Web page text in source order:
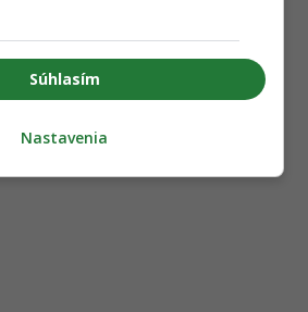
Súhlasím
Nastavenia